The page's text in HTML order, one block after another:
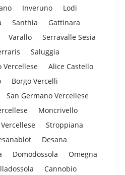
Inveruno
Lodi
Santhia
Gattinara
Varallo
Serravalle Sesia
Saluggia
Vercellese
Alice Castello
Borgo Vercelli
San Germano Vercellese
Moncrivello
Stroppiana
Desana
Domodossola
Omegna
Cannobio